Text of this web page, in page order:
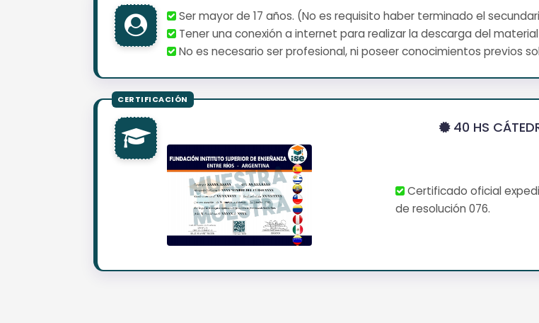
Ser mayor de 17 años. (No es requisito haber terminado el
Tener una conexión a internet para realizar la descarga del
No es necesario ser profesional, ni poseer conocimientos previos
40 HS
Certificado oficial
de resolución 076.